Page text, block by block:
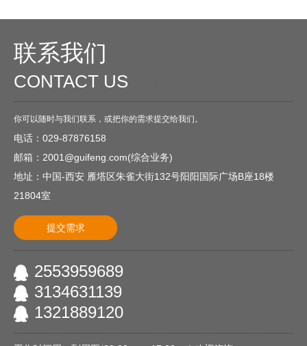
…
务电话029-87876158及业务咨询电话已呼叫转移到
联系我们
CONTACT US
你可以随时与我们联系，或把你的需求提交给我们。
电话：029-87876158
邮箱：2001@guifeng.com(综合业务)
地址：中国-西安 雁塔区朱雀大街132号阳阳国际广场B座18楼
21804室
提交需求
2553959689
3134631139
1321889120